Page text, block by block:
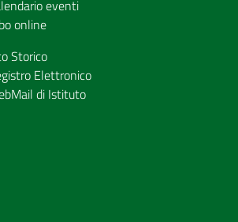
eventi
online
Storico
Elettronico
di Istituto